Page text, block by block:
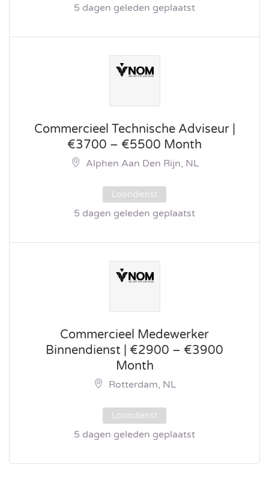
5 dagen geleden geplaatst
Commercieel Technische Adviseur |
€3700 – €5500 Month
Alphen Aan Den Rijn, NL
Loondienst
5 dagen geleden geplaatst
Commercieel Medewerker
Binnendienst | €2900 – €3900
Month
Rotterdam, NL
Loondienst
5 dagen geleden geplaatst